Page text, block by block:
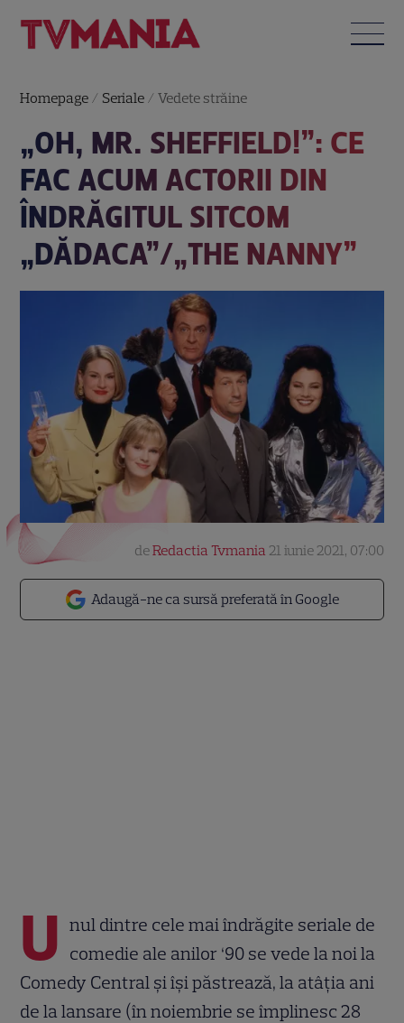
Homepage / Seriale /Vedete străine
„OH, MR. SHEFFIELD!”: CE
FAC ACUM ACTORII DIN
ÎNDRĂGITUL SITCOM
„DĂDACA”/„THE NANNY”
Adaugă-ne ca sursă preferată în Google
deRedactia Tvmania 21 iunie 2021, 07:00
U nul dintre cele mai îndrăgite seriale de
comedie ale anilor ‘90 se vede la noi la
Comedy Central și își păstrează, la atâția ani
de la lansare (în noiembrie se împlinesc 28